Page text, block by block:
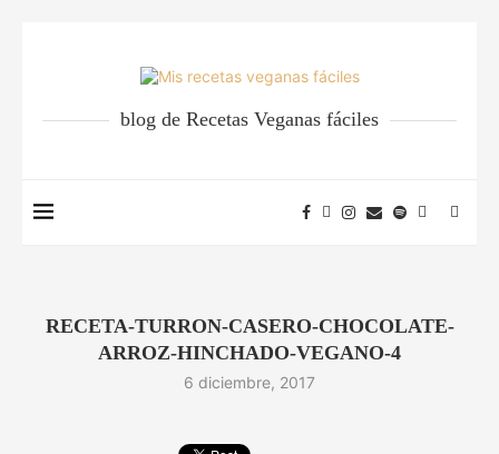
blog de Recetas Veganas fáciles
RECETA-TURRON-CASERO-CHOCOLATE-
ARROZ-HINCHADO-VEGANO-4
6 diciembre, 2017